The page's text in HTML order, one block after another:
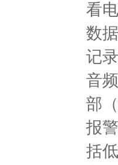
看
数
记
音
部 （
报
括